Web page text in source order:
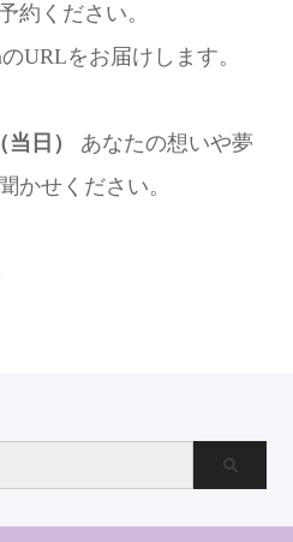
約ください。
URLをお届けします。
日）
あなたの想いや夢
かせください。